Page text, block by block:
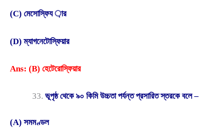
(C) মেসোস্ফিয ়ার
(D) ম্যাগনেটোস্ফিয়ার
Ans: (B) হেটেরোস্ফিয়ার
ভূপৃষ্ঠ থেকে ৯০ কিমি উচ্চতা পর্যন্ত প্রসারিত স্তরকে বলে –
(A) সমমণ্ডল